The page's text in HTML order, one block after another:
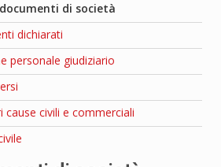
di società
dichiarati
personale giudiziario
cause civili e commerciali